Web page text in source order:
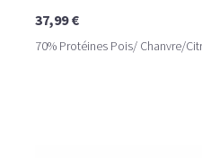
37,99 €
70% Protéines Pois/ Chanvre/